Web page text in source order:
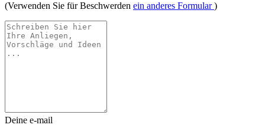
(Verwenden Sie für Beschwerden ein anderes Formular)
Deine e-mail